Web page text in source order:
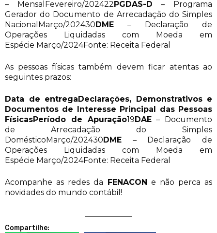
– MensalFevereiro/202422 PGDAS-D – Programa
Gerador do Documento de Arrecadação do Simples
NacionalMarço/202430 DME – Declaração de
Operações Liquidadas com Moeda em
Espécie Março/2024Fonte: Receita Federal
As pessoas físicas também devem ficar atentas ao
seguintes prazos:
Data de entrega Declarações, Demonstrativos e
Documentos de Interesse Principal das Pessoas
FísicasPeríodo de Apuração19 DAE– Documento
de Arrecadação do Simples
DomésticoMarço/202430 DME – Declaração de
Operações Liquidadas com Moeda em
Espécie Março/2024Fonte: Receita Federal
Acompanhe as redes da FENACON e não perca as
novidades do mundo contábil!
Compartilhe: